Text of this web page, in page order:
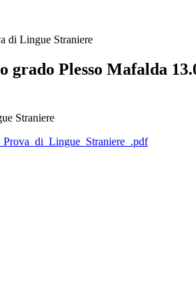
di Lingue Straniere
Plesso Mafalda
Straniere